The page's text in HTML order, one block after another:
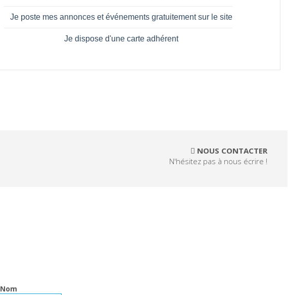
Je poste mes annonces et événements gratuitement sur le site
Je dispose d'une carte adhérent
NOUS CONTACTER
N'hésitez pas à nous écrire !
Nom